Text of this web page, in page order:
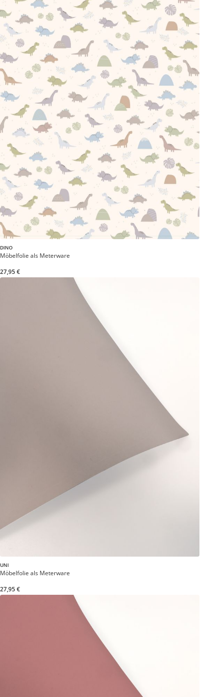
DINO
Möbelfolie als Meterware
27,95 €
UNI
Möbelfolie als Meterware
27,95 €